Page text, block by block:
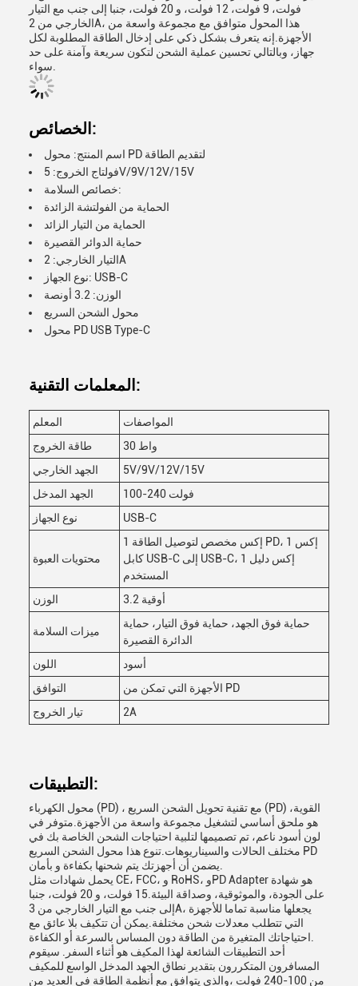
فولت، 9 فولت، 12 فولت، و 20 فولت، جنبا إلى جنب مع التيار
الخارجي من 2A، هذا المحول متوافق مع مجموعة واسعة من
الأجهزة.إنه يتعرف بشكل ذكي على إدخال الطاقة المطلوبة لكل
جهاز، وبالتالي تحسين عملية الشحن لتكون سريعة وآمنة على حد
الخصائص:
اسم المنتج: محول PD لتقديم الطاقة
فولتاج الخروج: 5V/9V/12V/15V
خصائص السلامة:
الحماية من الفولتشة الزائدة
الحماية من التيار الزائد
حماية الدوائر القصيرة
التيار الخارجي: 2A
نوع الجهاز: USB-C
الوزن: 3.2 أونصة
محول الشحن السريع
محول PD USB Type-C
المعلمات التقنية:
المعلم
المواصفات
طاقة الخروج
30 واط
الجهد الخارجي
5V/9V/12V/15V
الجهد المدخل
100-240 فولت
نوع الجهاز
USB-C
محتويات العبوة
1 إكس مخصص لتوصيل الطاقة PD، 1 إكس
كابل USB-C إلى USB-C، 1 إكس دليل
المستخدم
الوزن
3.2 أوقية
ميزات السلامة
حماية فوق الجهد، حماية فوق التيار، حماية
الدائرة القصيرة
اللون
أسود
التوافق
الأجهزة التي تمكن من PD
تيار الخروج
2A
التطبيقات:
محول الكهرباء (PD) ، مع تقنية تحويل الشحن السريع (PD) القوية،
هو ملحق أساسي لتشغيل مجموعة واسعة من الأجهزة.متوفر في
لون أسود ناعم، تم تصميمها لتلبية احتياجات الشحن الخاصة بك في
مختلف الحالات والسيناريوهات.تنوع هذا محول الشحن السريع PD
يحمل شهادات مثل CE، FCC، و RoHS، وPD Adapter هو شهادة
على الجودة، والموثوقية، وصداقة البيئة.15 فولت، و 20 فولت، جنبا
إلى جنب مع التيار الخارجي من 3A، يجعلها مناسبة تماما للأجهزة
التي تتطلب معدلات شحن مختلفة.يمكن أن تتكيف بلا عائق مع
أحد التطبيقات الشائعة لهذا المكيف هو أثناء السفر. سيقوم
المسافرون المتكررون بتقدير نطاق الجهد المدخل الواسع للمكيف
من 100-240 فولت ،والذي يتوافق مع أنظمة الطاقة في العديد من